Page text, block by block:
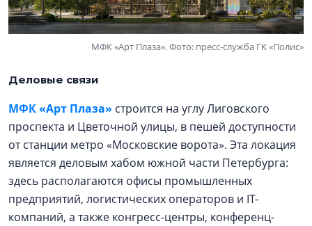
МФК «Арт Плаза». Фото: пресс-служба ГК «Полис»
Деловые связи
МФК «Арт Плаза» строится на углу Лиговского
проспекта и Цветочной улицы, в пешей доступности
от станции метро «Московские ворота». Эта локация
является деловым хабом южной части Петербурга:
здесь располагаются офисы промышленных
предприятий, логистических операторов и IT-
компаний, а также конгресс-центры, конференц-